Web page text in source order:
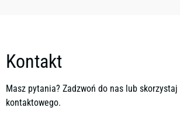
Kontakt
Masz pytania? Zadzwoń do nas lub
kontaktowego.